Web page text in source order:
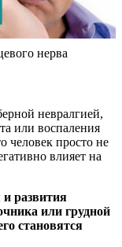
нерва
невралгией,
или воспаления
человек просто не
влияет на
развития
или грудной
становятся